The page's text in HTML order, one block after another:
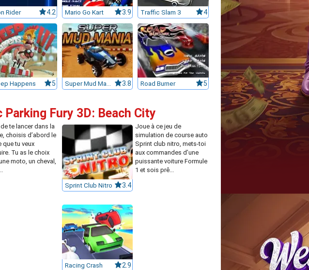
Rider 4.2 Mario Go Kart 3.9 Traffic Slam 3 4
Happens 5 Super Mud Mania 3.8 Road Burner 5
Fury 3D: Beach City
te lancer dans la
choisis d’abord le
que tu veux
Tu as le choix
moto, un cheval,
Sprint Club Nitro 3.4
Joue à ce jeu de
simulation de course auto
Sprint club nitro, mets-toi
aux commandes d’une
puissante voiture Formule
1 et sois prê...
Racing Crash 2.9